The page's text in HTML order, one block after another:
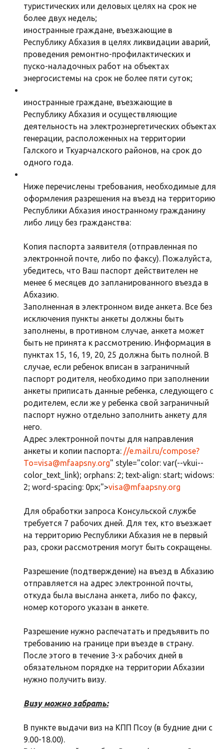
туристических или деловых целях на срок не
более двух недель;
иностранные граждане, въезжающие в
Республику Абхазия в целях ликвидации аварий,
проведения ремонтно-профилактических и
пуско-наладочных работ на объектах
энергосистемы на срок не более пяти суток;
иностранные граждане, въезжающие в
Республику Абхазия и осуществляющие
деятельность на электроэнергетических объектах
генерации, расположенных на территории
Галского и Ткуарчалского районов, на срок до
одного года.
Ниже перечислены требования, необходимые для
оформления разрешения на въезд на территорию
Республики Абхазия иностранному гражданину
либо лицу без гражданства:
Копия паспорта заявителя (отправленная по
электронной почте, либо по факсу). Пожалуйста,
убедитесь, что Ваш паспорт действителен не
менее 6 месяцев до запланированного въезда в
Абхазию.
Заполненная в электронном виде анкета. Все без
исключения пункты анкеты должны быть
заполнены, в противном случае, анкета может
быть не принята к рассмотрению. Информация в
пунктах 15, 16, 19, 20, 25 должна быть полной. В
случае, если ребенок вписан в заграничный
паспорт родителя, необходимо при заполнении
анкеты приписать данные ребенка, следующего с
родителем, если же у ребенка свой заграничный
паспорт нужно отдельно заполнить анкету для
него.
Адрес электронной почты для направления
анкеты и копии паспорта: //e.mail.ru/compose?
To=visa@mfaapsny.org" style="color: var(--vkui--
color_text_link); orphans: 2; text-align: start; widows:
2; word-spacing: 0px;">visa@mfaapsny.org
Для обработки запроса Консульской службе
требуется 7 рабочих дней. Для тех, кто въезжает
на территорию Республики Абхазия не в первый
раз, сроки рассмотрения могут быть сокращены.
Разрешение (подтверждение) на въезд в Абхазию
отправляется на адрес электронной почты,
откуда была выслана анкета, либо по факсу,
номер которого указан в анкете.
Разрешение нужно распечатать и предъявить по
требованию на границе при въезде в страну.
После этого в течение 3-х рабочих дней в
обязательном порядке на территории Абхазии
нужно получить визу.
Визу можно забрать:
В пункте выдачи виз на КПП Псоу (в будние дни с
9.00-18.00).